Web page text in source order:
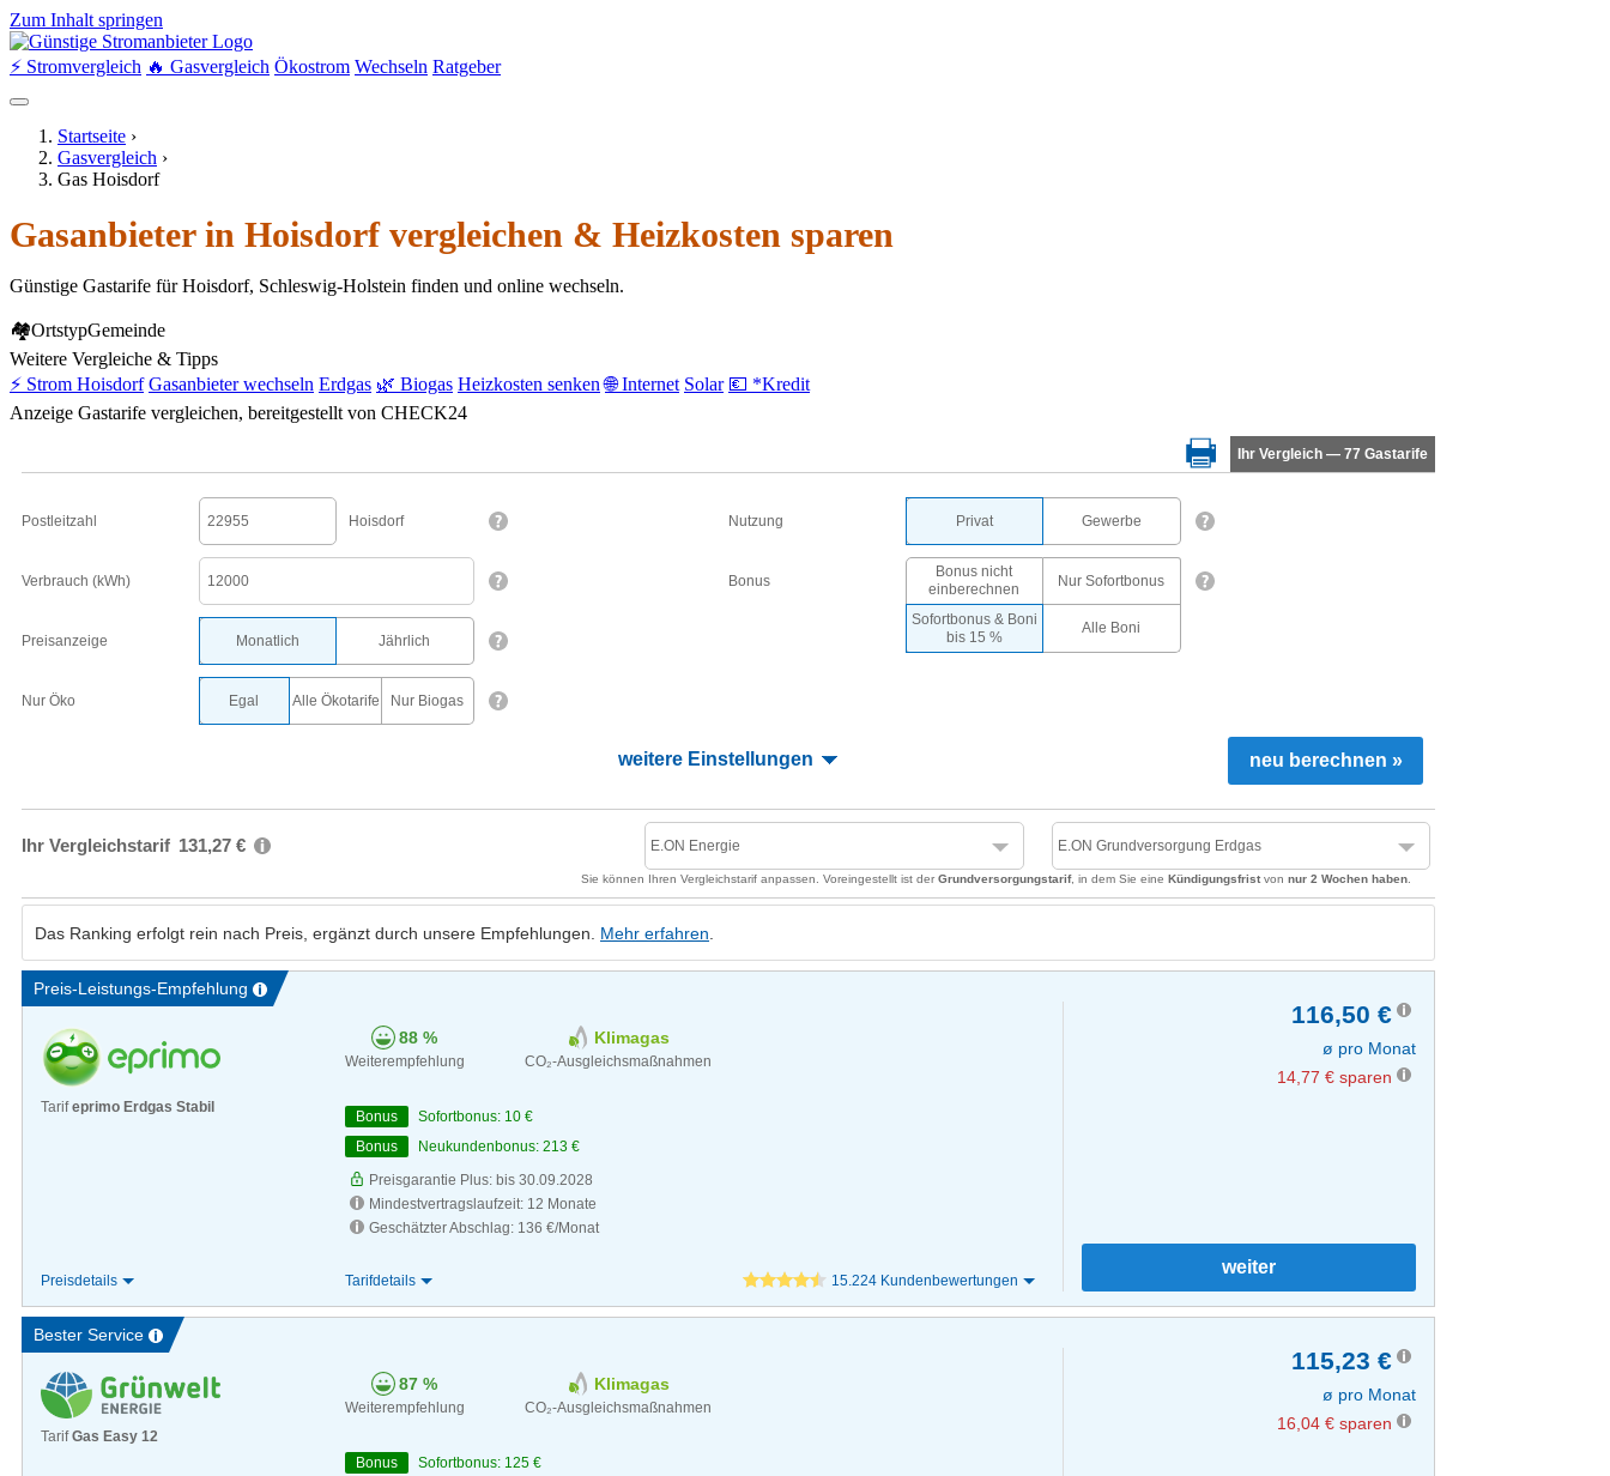
Zum Inhalt springen
⚡ Stromvergleich 🔥 Gasvergleich Ökostrom Wechseln Ratgeber
Startseite ›
Gasvergleich ›
Gas Hoisdorf
Gasanbieter in Hoisdorf vergleichen & Heizkosten sparen
Günstige Gastarife für Hoisdorf, Schleswig-Holstein finden und online wechseln.
🏘OrtstypGemeinde
Weitere Vergleiche & Tipps
⚡ Strom Hoisdorf Gasanbieter wechseln Erdgas 🌿 Biogas Heizkosten senken 🌐 Internet Solar 💶 *Kredit
Anzeige Gastarife vergleichen, bereitgestellt von CHECK24